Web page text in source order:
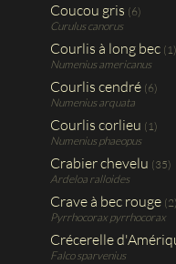
Coucou gris (6)
Curulus canorus
Courlis à long bec (1)
Numenius americanus
Courlis cendré (6)
Numenius arquata
Courlis corlieu (1)
Numenius phaeopus
Crabier chevelu (35)
Ardeloa ralloides
Crave à bec rouge (2)
Pyrrhocorax pyrrhocorax
Crécerelle
Falco sparvenius